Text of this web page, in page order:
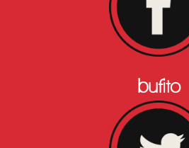
bufito